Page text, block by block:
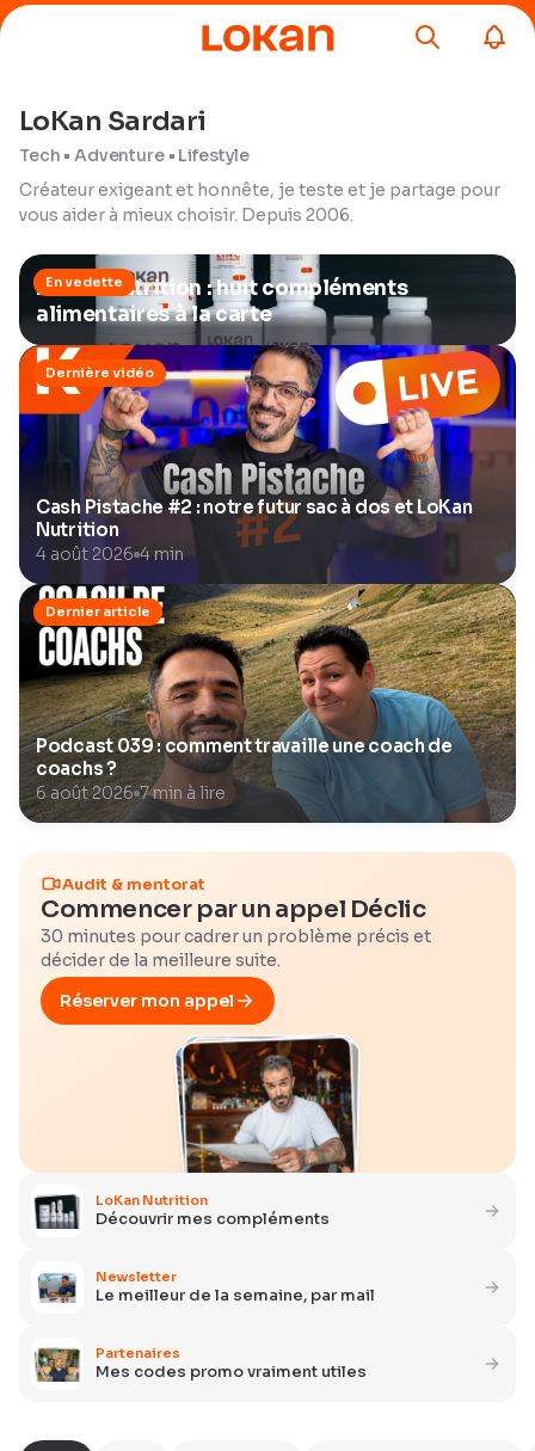
LoKan Sardari
Tech • Adventure • Lifestyle
Créateur exigeant et honnête, je teste et je partage pour
vous aider à mieux choisir. Depuis 2006.
LoKan Nutrition : huit compléments
alimentaires à la carte
Cash Pistache #2 : notre futur sac à dos et LoKan
Nutrition
4 août 2026 4 min
Podcast 039 : comment travaille une coach de
coachs ?
6 août 2026 7 min à lire
Audit & mentorat
Commencer par un appel Déclic
30 minutes pour cadrer un problème précis et
décider de la meilleure suite.
Réserver mon appel
LoKan Nutrition
Découvrir mes compléments
Newsletter
Le meilleur de la semaine, par mail
Partenaires
Mes codes promo vraiment utiles